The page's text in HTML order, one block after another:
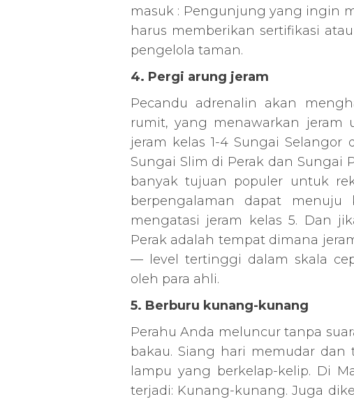
masuk : Pengunjung yang ingin
harus memberikan sertifikasi
pengelola taman.
4. Pergi arung jeram
Pecandu adrenalin akan
rumit, yang menawarkan jeram
jeram kelas 1-4 Sungai
Sungai Slim di Perak dan Sungai
banyak tujuan populer untuk
berpengalaman dapat
mengatasi jeram kelas 5. Dan
Perak adalah tempat dimana
— level tertinggi dalam skala
oleh para ahli.
5. Berburu kunang-kunang
Perahu Anda meluncur tanpa
bakau. Siang hari memudar
lampu yang berkelap-kelip. Di
terjadi: Kunang-kunang. Juga